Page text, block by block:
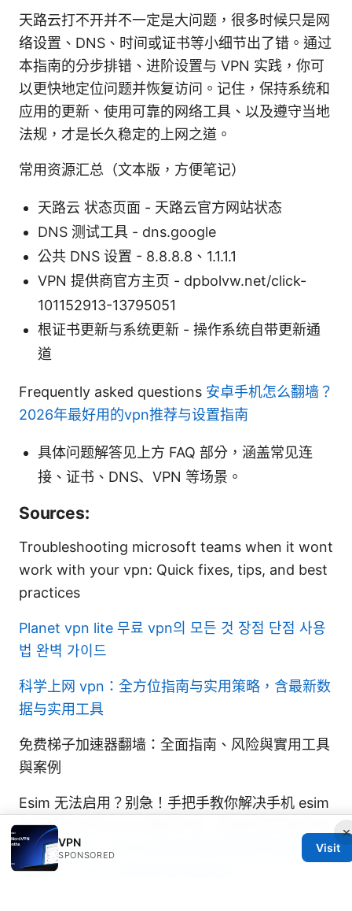
天路云打不开并不一定是大问题，很多时候只是网
络设置、DNS、时间或证书等小细节出了错。通过
本指南的分步排错、进阶设置与 VPN 实践，你可
以更快地定位问题并恢复访问。记住，保持系统和
应用的更新、使用可靠的网络工具、以及遵守当地
法规，才是长久稳定的上网之道。
常用资源汇总（文本版，方便笔记）
天路云 状态页面 - 天路云官方网站状态
DNS 测试工具 - dns.google
公共 DNS 设置 - 8.8.8.8、1.1.1.1
VPN 提供商官方主页 - dpbolvw.net/click-
101152913-13795051
根证书更新与系统更新 - 操作系统自带更新通
道
Frequently asked questions 安卓手机怎么翻墙？
2026年最好用的vpn推荐与设置指南
具体问题解答见上方 FAQ 部分，涵盖常见连
接、证书、DNS、VPN 等场景。
Sources:
Troubleshooting microsoft teams when it wont
work with your vpn: Quick fixes, tips, and best
practices
Planet vpn lite 무료 vpn의 모든 것 장점 단점 사용
법 완벽 가이드
科学上网 vpn：全方位指南与实用策略，含最新数
据与实用工具
免费梯子加速器翻墙：全面指南、风险與實用工具
與案例
Esim 无法启用？别急！手把手教你解决手机 esim
激活失败问题 2026 最新攻略，快速排查与解决要
点告別延遲！讓你的遊戲與網路連線更順暢的終
極指南：VPN、網路設定與實戰技巧
×
VPN
SPONSORED
Visit